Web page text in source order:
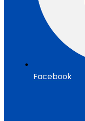
Facebook